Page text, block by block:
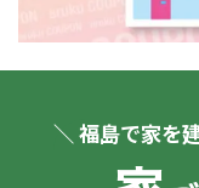
＼ 福島で家を